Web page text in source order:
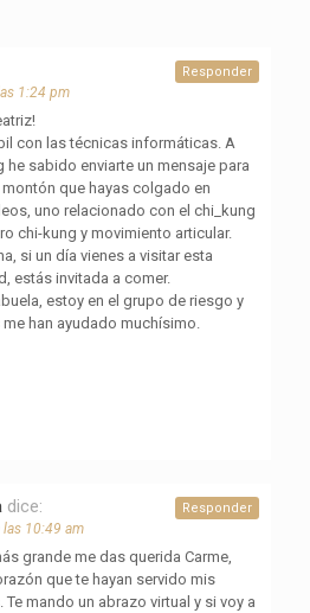
1:24 pm
con las técnicas informáticas. A
he sabido enviarte un mensaje para
que hayas colgado en
uno relacionado con el chi_kung
chi-kung y movimiento articular.
si un día vienes a visitar esta
estás invitada a comer.
estoy en el grupo de riesgo y
han ayudado muchísimo.
Responder
dice:
las 10:49 am
grande me das querida Carme,
que te hayan servido mis
mando un abrazo virtual y si voy a
Responder